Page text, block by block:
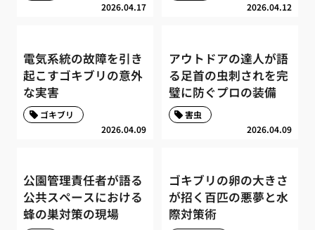
2026.04.17 2026.04.12
電気系統の故障を引き
起こすゴキブリの意外
な実害
2026.04.09
ゴキブリ
アウトドアの達人が語
る足首の虫刺されを完
璧に防ぐプロの装備
2026.04.09
害虫
公園管理責任者が語る
公共スペースにおける
蜂の巣対策の現場
ゴキブリの卵の大きさ
が招く百匹の悪夢と水
際対策術